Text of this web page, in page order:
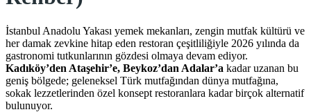
İstanbul Anadolu Yakası yemek mekanları, zengin mutfak kültürü ve
her damak zevkine hitap eden restoran çeşitliliğiyle 2026 yılında da
gastronomi tutkunlarının gözdesi olmaya devam ediyor.
Kadıköy’den Ataşehir’e, Beykoz’dan Adalar’a kadar uzanan bu
geniş bölgede; geleneksel Türk mutfağından dünya mutfağına,
sokak lezzetlerinden özel konsept restoranlara kadar birçok alternatif
bulunuyor.